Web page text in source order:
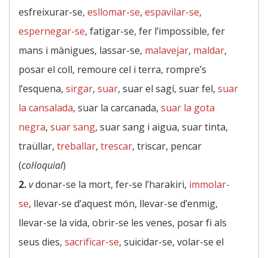
esfreixurar-se, esllomar-se, espavilar-se,
espernegar-se, fatigar-se, fer l’impossible, fer
mans i mànigues, lassar-se, malavejar, maldar,
posar el coll, remoure cel i terra, rompre’s
l’esquena, sirgar, suar, suar el sagí, suar fel, suar
la cansalada, suar la carcanada, suar la gota
negra, suar sang, suar sang i aigua, suar tinta,
traüllar, treballar, trescar, triscar, pencar
(col·loquial)
2.vdonar-se la mort, fer-se l’harakiri, immolar-
se, llevar-se d’aquest món, llevar-se d’enmig,
llevar-se la vida, obrir-se les venes, posar fi als
seus dies, sacrificar-se, suïcidar-se, volar-se el